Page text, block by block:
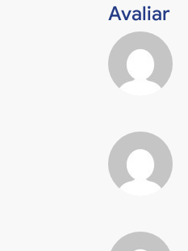
Avaliar